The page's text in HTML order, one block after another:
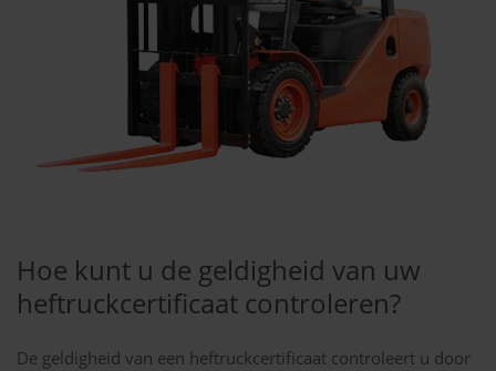
Hoe kunt u de geldigheid van uw
heftruckcertificaat controleren?
De geldigheid van een heftruckcertificaat controleert u door